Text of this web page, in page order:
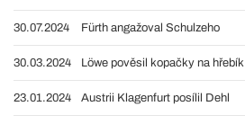
30.07.2024 Fürth angažoval Schulzeho
30.03.2024 Löwe pověsil kopačky na hřebík
23.01.2024 Austrii Klagenfurt posílil Dehl